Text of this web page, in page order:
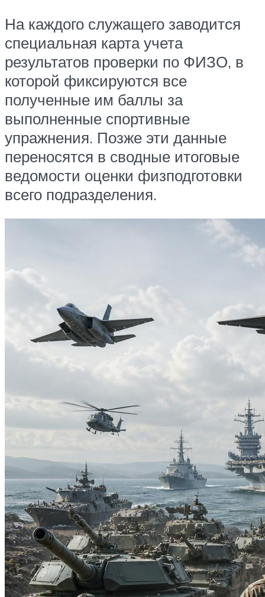
На каждого служащего заводится
специальная карта учета
результатов проверки по ФИЗО, в
которой фиксируются все
полученные им баллы за
выполненные спортивные
упражнения. Позже эти данные
переносятся в сводные итоговые
ведомости оценки физподготовки
всего подразделения.